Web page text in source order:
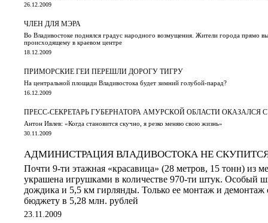
26.12.2009
ЧЛЕН ДЛЯ МЭРА
Во Владивостоке поднялся градус народного возмущения. Жители города прямо
происходящему в краевом центре
18.12.2009
ПРИМОРСКИЕ ГЕИ ПЕРЕШЛИ ДОРОГУ ТИГРУ
На центральной площади Владивостока будет зимний голубой-парад?
16.12.2009
ПРЕСС-СЕКРЕТАРЬ ГУБЕРНАТОРА АМУРСКОЙ ОБЛАСТИ
Антон Ивлев: «Когда становится скучно, я резко меняю свою жизнь»
30.11.2009
АДМИНИСТРАЦИЯ ВЛАДИВОСТОКА НЕ
Почти 9-ти этажная «красавица» (28 метров, 15 тонн) из
украшена игрушками в количестве 970-ти штук. Особый
дождика и 5,5 км гирлянды. Только ее монтаж и демонтаж
бюджету в 5,28 млн. рублей
23.11.2009